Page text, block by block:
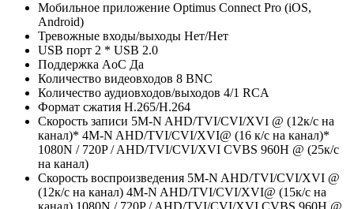
Мобильное приложение Optimus Connect Pro (iOS,
Android)
Тревожные входы/выходы Нет/Нет
USB порт 2 * USB 2.0
Поддержка AoC Да
Количество видеовходов 8 BNC
Количество аудиовходов/выходов 4/1 RCA
Формат сжатия H.265/H.264
Скорость записи 5M-N AHD/TVI/CVI/XVI @ (12к/с на
канал)* 4M-N AHD/TVI/CVI/XVI@ (16 к/с на канал)*
1080N / 720P / AHD/TVI/CVI/XVI CVBS 960Н @ (25к/с
на канал)
Скорость воспроизведения 5M-N AHD/TVI/CVI/XVI @
(12к/с на канал) 4M-N AHD/TVI/CVI/XVI@ (15к/с на
канал) 1080N / 720P / AHD/TVI/CVI/XVI CVBS 960Н @